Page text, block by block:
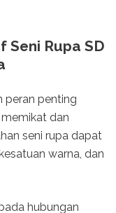
Seni Rupa SD
peran penting
dan
seni rupa dapat
warna, dan
hubungan